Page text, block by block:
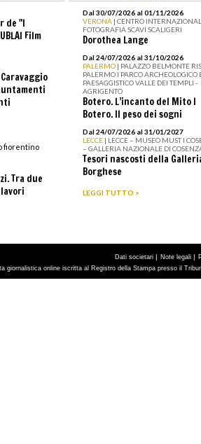
de "I
Film
fiorentino
Tra due
Dal 30/07/2026 al 01/11/2026
VERONA | CENTRO
FOTOGRAFIA SCAVI SCALIGERI
Dorothea Lange
Dal 24/07/2026 al 31/10/2026
PALERMO | PALAZZO BELMONTE
PALERMO I PARCO ARCHEOLOGICO
PAESAGGISTICO VALLE DEI TEMPLI -
AGRIGENTO
Botero. L’incanto del Mito I
Botero. Il peso dei sogni
Dal 24/07/2026 al 31/01/2027
LECCE | LECCE – MUSEO MUST I
– GALLERIA NAZIONALE DI
Tesori nascosti della
Borghese
LEGGI TUTTO >
Dati societari | Note legali |
giornalistica online iscritta al Registro della Stampa presso il